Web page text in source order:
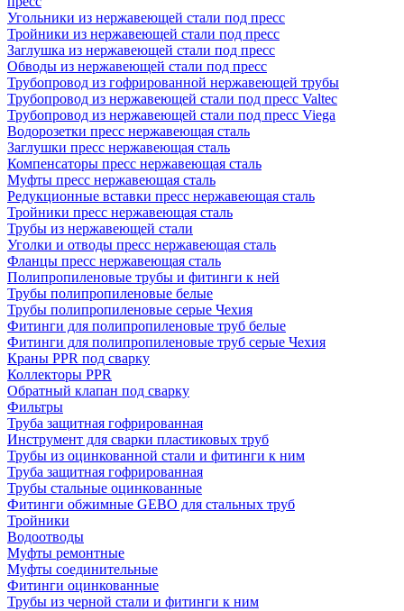
Угольники из нержавеющей стали под пресс
Тройники из нержавеющей стали под пресс
Заглушка из нержавеющей стали под пресс
Обводы из нержавеющей стали под пресс
Трубопровод из гофрированной нержавеющей трубы
Трубопровод из нержавеющей стали под пресс Valtec
Трубопровод из нержавеющей стали под пресс Viega
Водорозетки пресс нержавеющая сталь
Заглушки пресс нержавеющая сталь
Компенсаторы пресс нержавеющая сталь
Муфты пресс нержавеющая сталь
Редукционные вставки пресс нержавеющая сталь
Тройники пресс нержавеющая сталь
Трубы из нержавеющей стали
Уголки и отводы пресс нержавеющая сталь
Фланцы пресс нержавеющая сталь
Полипропиленовые трубы и фитинги к ней
Трубы полипропиленовые белые
Трубы полипропиленовые серые Чехия
Фитинги для полипропиленовые труб белые
Фитинги для полипропиленовые труб серые Чехия
Краны PPR под сварку
Коллекторы PPR
Обратный клапан под сварку
Фильтры
Труба защитная гофрированная
Инструмент для сварки пластиковых труб
Трубы из оцинкованной стали и фитинги к ним
Труба защитная гофрированная
Трубы стальные оцинкованные
Фитинги обжимные GEBO для стальных труб
Тройники
Водоотводы
Муфты ремонтные
Муфты соединительные
Фитинги оцинкованные
Трубы из черной стали и фитинги к ним